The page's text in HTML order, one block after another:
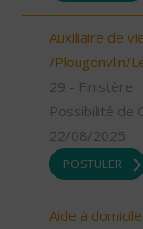
Auxiliaire de
/Plougonvlin/
29 - Finistère
Possibilité de
22/08/2025
POSTULER
Aide à